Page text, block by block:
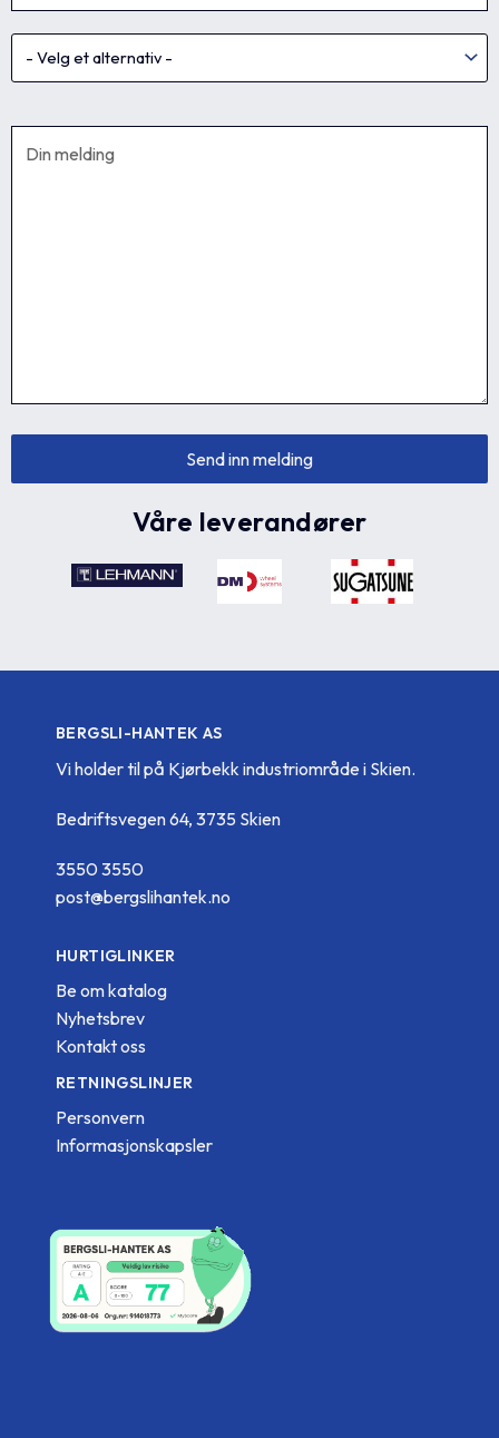
Våre leverandører
BERGSLI-HANTEK AS
Vi holder til på Kjørbekk industriområde i Skien.
Bedriftsvegen 64, 3735 Skien
3550 3550
post@bergslihantek.no
HURTIGLINKER
Be om katalog
Nyhetsbrev
Kontakt oss
RETNINGSLINJER
Personvern
Informasjonskapsler